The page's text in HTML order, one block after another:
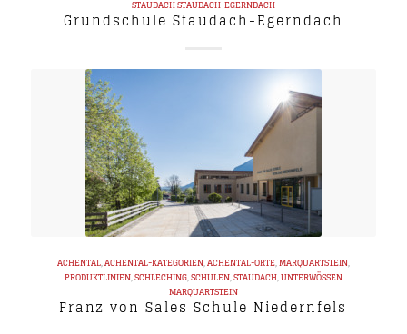
STAUDACHSTAUDACH-EGERNDACH
Grundschule Staudach-Egerndach
ACHENTAL,ACHENTAL-KATEGORIEN,ACHENTAL-ORTE,MARQUARTSTEIN,
PRODUKTLINIEN,SCHLECHING,SCHULEN,STAUDACH,UNTERWÖSSEN
MARQUARTSTEIN
Franz von Sales Schule Niedernfels